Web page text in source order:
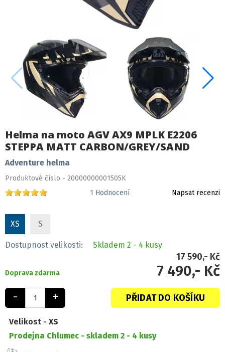
Helma na moto AGV AX9 MPLK E2206
STEPPA MATT CARBON/GREY/SAND
Adventure helma
Produktové číslo - 20000000001505K
1 Hodnocení Napsat recenzi
XS S
Dostupnost velikosti: Skladem 2 - 4 kusy
Doprava zdarma
17 590,- Kč
7 490,- Kč
- + PŘIDAT DO KOŠÍKU
Velikost - XS
Prodejna Chlumec - skladem 2 - 4 kusy